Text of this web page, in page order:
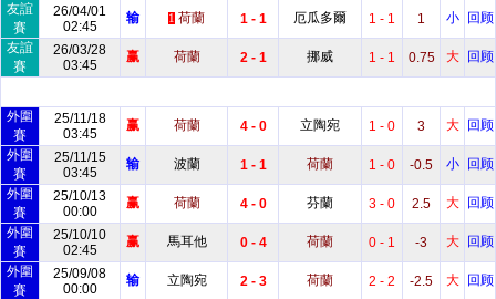
友誼
賽
26/04/01
02:45
输 1 荷蘭 1 - 1 厄瓜多爾 1 - 1 1 小
回顾
友誼
賽
26/03/28
03:45
赢 荷蘭 2 - 1 挪威 1 - 1 0.75 大 回顾
外圍
賽
25/11/18
03:45
赢 荷蘭 4 - 0 立陶宛 1 - 0 3 大
回顾
外圍
賽
25/11/15
03:45
输 波蘭 1 - 1 荷蘭 1 - 0 -0.5 小
回顾
外圍
賽
25/10/13
00:00
赢 荷蘭 4 - 0 芬蘭 3 - 0 2.5 大
回顾
外圍
賽
25/10/10
02:45
赢 馬耳他 0 - 4 荷蘭 0 - 1 -3 大
回顾
外圍
賽
25/09/08
00:00
输 立陶宛 2 - 3 荷蘭 2 - 2 -2.5 大 回顾